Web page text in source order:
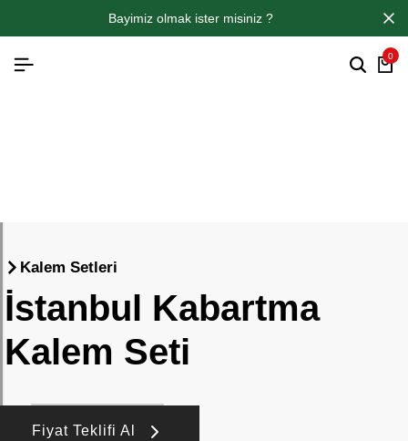
bayimiz olmak i̇ster misiniz ?
0
Kalem Setleri
İstanbul Kabartma
Kalem Seti
Fiyat Teklifi Al